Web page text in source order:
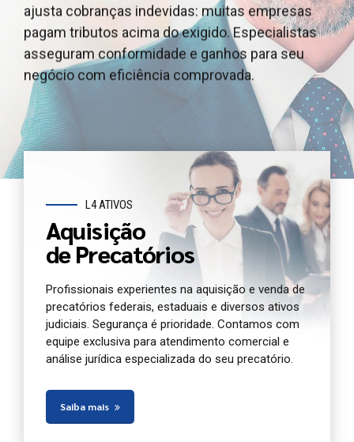
outros ativos judiciais, garantindo segurança
jurídica e agilidade. Oferecemos atendimento e
análise completa para você antecipar seu crédito
com segurança.
ajusta cobranças indevidas: muitas empresas
pagam tributos acima do exigido. Especialistas
asseguram conformidade e ganhos para seu
negócio com eficiência comprovada.
e outros ativos judiciais, garantindo segurança e
agilidade. Oferecemos atendimento dedicado e
análise jurídica completa do seu precatório
agora.
L4 ATIVOS
Aquisição
de Precatórios
Profissionais experientes na aquisição e venda de
precatórios federais, estaduais e diversos ativos
judiciais. Segurança é prioridade. Contamos com
equipe exclusiva para atendimento comercial e
análise jurídica especializada do seu precatório.
Saiba mais